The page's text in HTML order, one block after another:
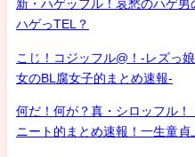
新・ハゲッフル！哀愁のハゲ男
ハゲっTEL？
こじ！コジッフル@！-レズっ
女のBL腐女子的まとめ速報-
何だ！何が？真・シロッフ
ニート的まとめ速報！一生童貞